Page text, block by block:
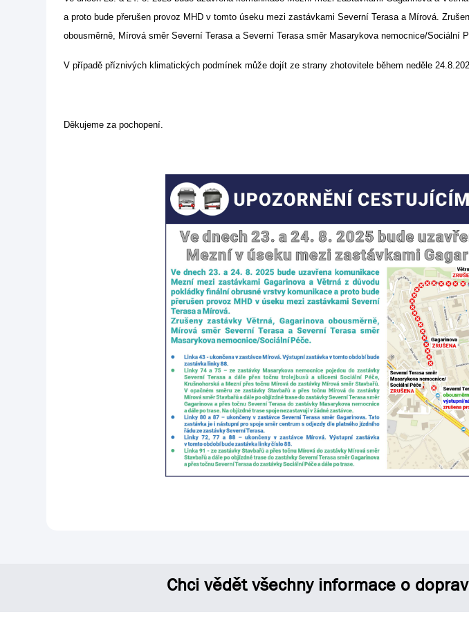
a proto bude přerušen provoz MHD v tomto úseku mezi zastávkami Severní Terasa a Mírová.
obousměrně, Mírová směr Severní Terasa a Severní Terasa směr Masarykova nemocnice/Sociální
V případě příznivých klimatických podmínek může dojít ze strany zhotovitele během neděle
Děkujeme za pochopení.
Chci vědět všechny informace o